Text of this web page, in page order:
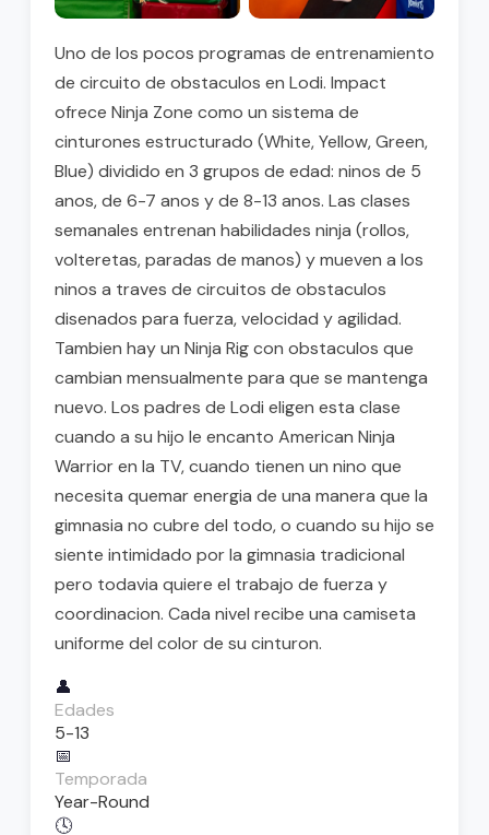
Uno de los pocos programas de entrenamiento
de circuito de obstaculos en Lodi. Impact
ofrece Ninja Zone como un sistema de
cinturones estructurado (White, Yellow, Green,
Blue) dividido en 3 grupos de edad: ninos de 5
anos, de 6-7 anos y de 8-13 anos. Las clases
semanales entrenan habilidades ninja (rollos,
volteretas, paradas de manos) y mueven a los
ninos a traves de circuitos de obstaculos
disenados para fuerza, velocidad y agilidad.
Tambien hay un Ninja Rig con obstaculos que
cambian mensualmente para que se mantenga
nuevo. Los padres de Lodi eligen esta clase
cuando a su hijo le encanto American Ninja
Warrior en la TV, cuando tienen un nino que
necesita quemar energia de una manera que la
gimnasia no cubre del todo, o cuando su hijo se
siente intimidado por la gimnasia tradicional
pero todavia quiere el trabajo de fuerza y
coordinacion. Cada nivel recibe una camiseta
uniforme del color de su cinturon.
👤
Edades
5-13
📅
Temporada
Year-Round
🕓